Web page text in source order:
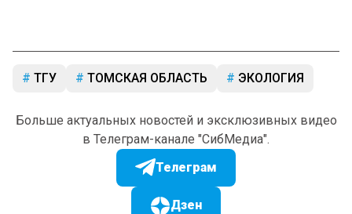
ТГУ ТОМСКАЯ ОБЛАСТЬ ЭКОЛОГИЯ
Больше актуальных новостей и эксклюзивных видео
в Телеграм-канале "СибМедиа".
Телеграм
Дзен